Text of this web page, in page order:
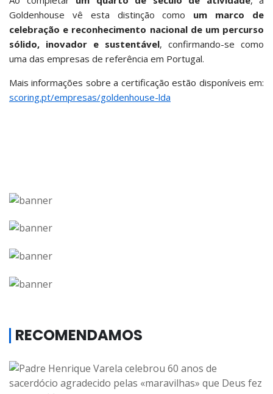
Goldenhouse vê esta distinção como um marco de
celebração e reconhecimento nacional de um percurso
sólido, inovador e sustentável, confirmando-se como
uma das empresas de referência em Portugal.
Mais informações sobre a certificação estão disponíveis em:
scoring.pt/empresas/goldenhouse-lda
RECOMENDAMOS